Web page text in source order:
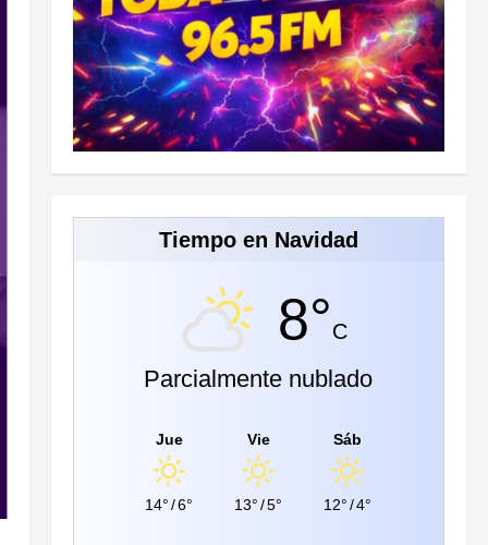
Tiempo en Navidad
8°C
Parcialmente nublado
Jue
14° /6°
Vie
13° /5°
Sáb
12° /4°